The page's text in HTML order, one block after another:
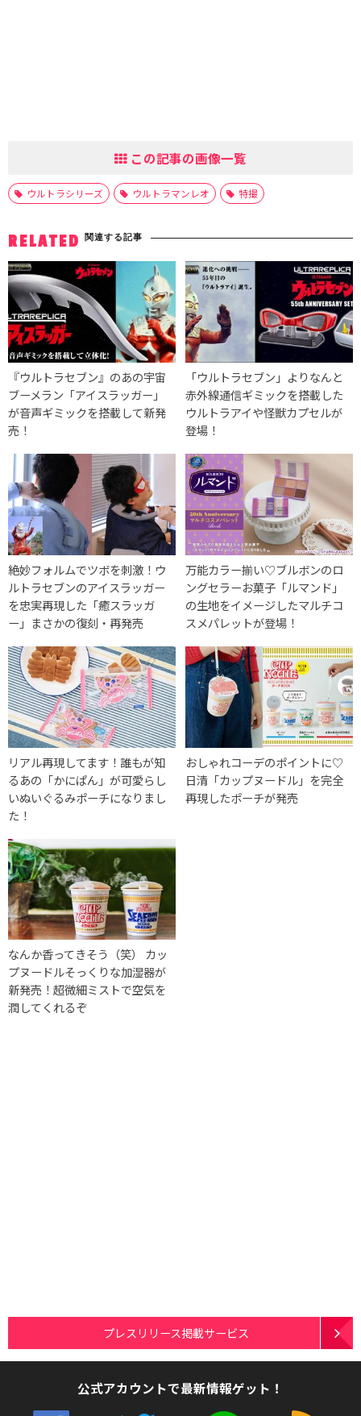
この記事の画像一覧
ウルトラシリーズ ウルトラマンレオ 特撮
RELATED 関連する記事
『ウルトラセブン』のあの宇宙
ブーメラン「アイスラッガー」
が音声ギミックを搭載して新発
売！
「ウルトラセブン」よりなんと
赤外線通信ギミックを搭載した
ウルトラアイや怪獣カプセルが
登場！
絶妙フォルムでツボを刺激！ウ
ルトラセブンのアイスラッガー
を忠実再現した「癒スラッガ
ー」まさかの復刻・再発売
万能カラー揃い♡ブルボンのロ
ングセラーお菓子「ルマンド」
の生地をイメージしたマルチコ
スメパレットが登場！
リアル再現してます！誰もが知
るあの「かにぱん」が可愛らし
いぬいぐるみポーチになりまし
た！
おしゃれコーデのポイントに♡
日清「カップヌードル」を完全
再現したポーチが発売
なんか香ってきそう（笑） カッ
プヌードルそっくりな加湿器が
新発売！超微細ミストで空気を
潤してくれるぞ
プレスリリース掲載サービス
公式アカウントで最新情報ゲット！